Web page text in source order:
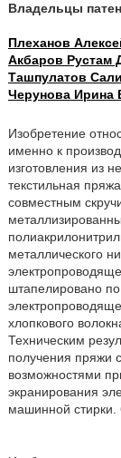
Владельцы
Плеханов
Акбаров Рустам
Ташпулатов
Черунова Ирина
Изобретение
именно к
изготовления из
текстильная
совместным
металлического
штапелировано
хлопкового
Техническим
получения пряжи
возможностями
экранирования
машинной стирки.